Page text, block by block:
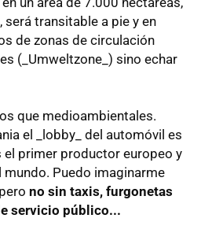
transitable a pie y en
de zonas de circulación
(_Umweltzone_) sino echar
que medioambientales.
el _lobby_ del automóvil es
el primer productor europeo y
Puedo imaginarme
no sin taxis, furgonetas
servicio público...